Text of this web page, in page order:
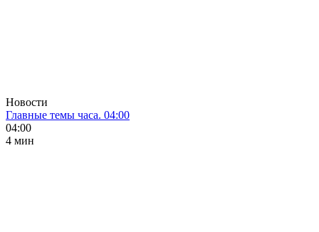
Новости
Главные темы часа. 04:00
04:00
4 мин